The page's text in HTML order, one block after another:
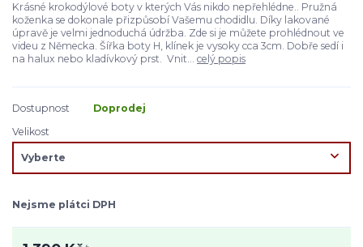
Krásné krokodýlové boty v kterých Vás nikdo nepřehlédne.. Pružná
koženka se dokonale přizpůsobí Vašemu chodidlu. Díky lakované
úpravě je velmi jednoduchá údržba. Zde si je můžete prohlédnout ve
videu z Německa. Šířka boty H, klínek je vysoky cca 3cm. Dobře sedí i
na halux nebo kladívkový prst. Vnit... celý popis
Dostupnost
Doprodej
Velikost
Nejsme plátci DPH